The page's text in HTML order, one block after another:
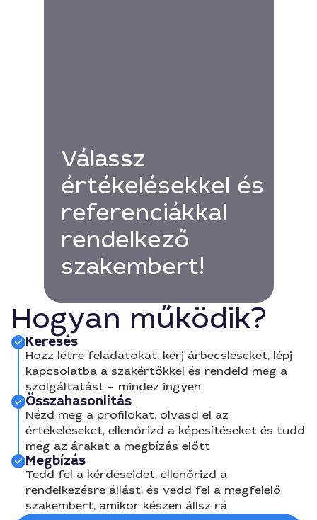
Válassz
értékelésekkel és
referenciákkal
rendelkező
szakembert!
Hogyan működik?
Keresés
Hozz létre feladatokat, kérj árbecsléseket, lépj
kapcsolatba a szakértőkkel és rendeld meg a
szolgáltatást – mindez ingyen
Összahasonlítás
Nézd meg a profilokat, olvasd el az
értékeléseket, ellenőrizd a képesítéseket és tudd
meg az árakat a megbízás előtt
Megbízás
Tedd fel a kérdéseidet, ellenőrizd a
rendelkezésre állást, és vedd fel a megfelelő
szakembert, amikor készen állsz rá